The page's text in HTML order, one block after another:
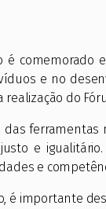
é
e no
realização do
das
e
e
é importante